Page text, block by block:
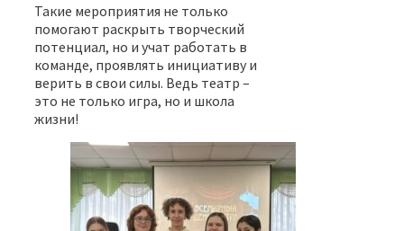
Такие мероприятия не только
помогают раскрыть творческий
потенциал, но и учат работать в
команде, проявлять инициативу и
верить в свои силы. Ведь театр –
это не только игра, но и школа
жизни!